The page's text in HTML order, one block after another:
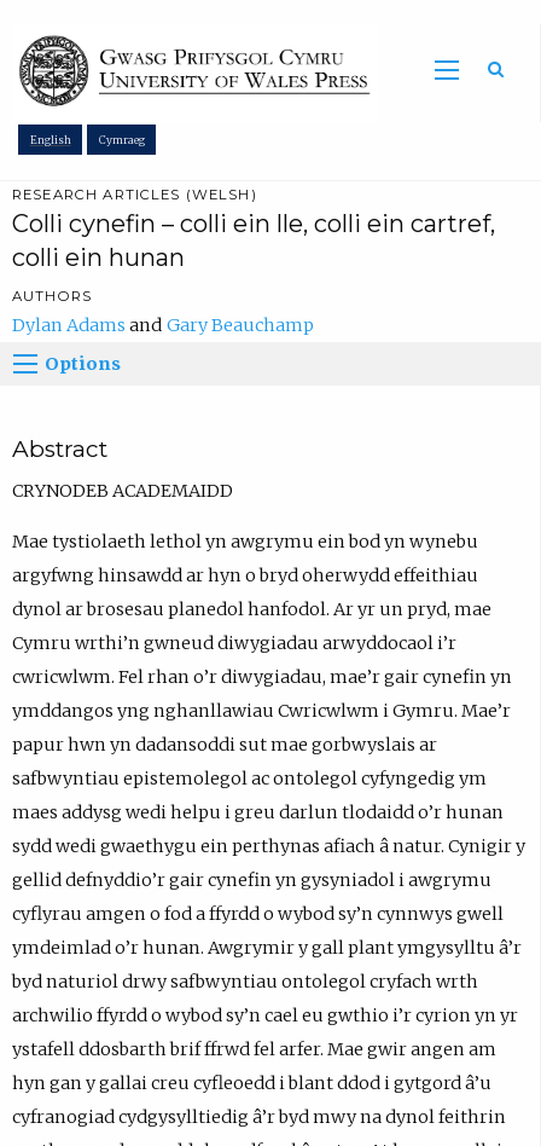
English Cymraeg
RESEARCH ARTICLES (WELSH)
Colli cynefin – colli ein lle, colli ein cartref,
colli ein hunan
AUTHORS
Dylan Adams
Gary Beauchamp
Options
Abstract
CRYNODEB ACADEMAIDD
Mae tystiolaeth lethol yn awgrymu ein bod yn wynebu
argyfwng hinsawdd ar hyn o bryd oherwydd effeithiau
dynol ar brosesau planedol hanfodol. Ar yr un pryd, mae
Cymru wrthi’n gwneud diwygiadau arwyddocaol i’r
cwricwlwm. Fel rhan o’r diwygiadau, mae’r gair cynefin yn
ymddangos yng nghanllawiau Cwricwlwm i Gymru. Mae’r
papur hwn yn dadansoddi sut mae gorbwyslais ar
safbwyntiau epistemolegol ac ontolegol cyfyngedig ym
maes addysg wedi helpu i greu darlun tlodaidd o’r hunan
sydd wedi gwaethygu ein perthynas afiach â natur. Cynigir y
gellid defnyddio’r gair cynefin yn gysyniadol i awgrymu
cyflyrau amgen o fod a ffyrdd o wybod sy’n cynnwys gwell
ymdeimlad o’r hunan. Awgrymir y gall plant ymgysylltu â’r
byd naturiol drwy safbwyntiau ontolegol cryfach wrth
archwilio ffyrdd o wybod sy’n cael eu gwthio i’r cyrion yn yr
ystafell ddosbarth brif ffrwd fel arfer. Mae gwir angen am
hyn gan y gallai creu cyfleoedd i blant ddod i gytgord â’u
cyfranogiad cydgysylltiedig â’r byd mwy na dynol feithrin